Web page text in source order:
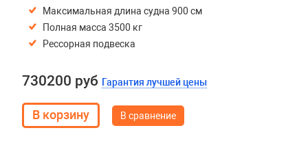
Максимальная длина судна 900 см
Полная масса 3500 кг
Рессорная подвеска
730200 руб Гарантия лучшей цены
В сравнение